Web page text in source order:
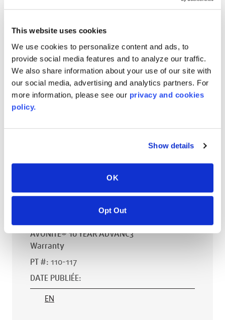
This website uses cookies
We use cookies to personalize content and ads, to
provide social media features and to analyze our traffic.
We also share information about your use of our site with
our social media, advertising and analytics partners. For
more information, please see our privacy and cookies
policy.
Show details
OK
Opt Out
DATE PUBLIÉE:
AVONITE® 15 YEAR Warranty
AVONITE® 10 YEAR ADVANC3
Warranty
PT #: 110-117
DATE PUBLIÉE:
EN